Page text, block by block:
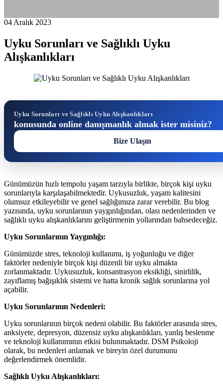
04 Aralık 2023
Uyku Sorunları ve Sağlıklı Uyku
Alışkanlıkları
Uyku Sorunları ve Sağlıklı Uyku Alışkanlıkları
konusunda online danışmanlık almak ister misiniz?
Bize Ulaşın
Günümüzün hızlı tempolu yaşam tarzıyla birlikte, birçok kişi uyku
sorunlarıyla karşılaşabilmektedir. Uykusuzluk, yaşam kalitesini
olumsuz etkileyebilir ve genel sağlığımıza zarar verebilir. Bu blog
yazısında, uyku sorunlarının yaygınlığından, olası nedenlerinden ve
sağlıklı uyku alışkanlıklarını geliştirmenin yollarından bahsedeceğiz.
Uyku Sorunlarının Yaygınlığı:
Günümüzde stres, teknoloji kullanımı, iş yoğunluğu ve diğer
faktörler nedeniyle birçok kişi düzenli bir uyku almakta
zorlanmaktadır. Uykusuzluk, konsantrasyon eksikliği, sinirlilik,
zayıflamış bağışıklık sistemi ve hatta kronik sağlık sorunlarına yol
açabilir.
Uyku Sorunlarının Nedenleri:
Uyku sorunlarının birçok nedeni olabilir. Bu faktörler arasında stres,
anksiyete, depresyon, düzensiz uyku alışkanlıkları, yanlış beslenme
ve teknoloji kullanımının etkisi bulunmaktadır. DSM Psikoloji
olarak, bu nedenleri anlamak ve bireyin özel durumunu
değerlendirmek önemlidir.
Sağlıklı Uyku Alışkanlıkları: